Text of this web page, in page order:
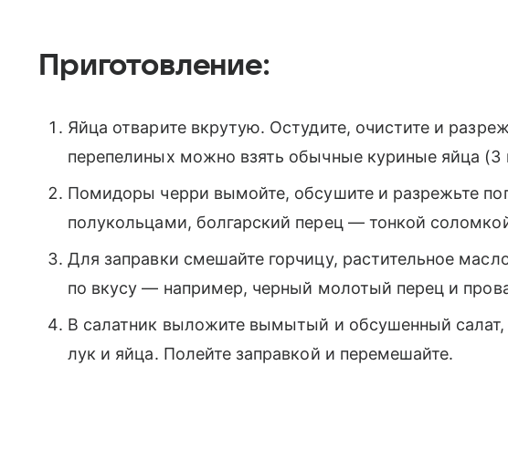
Приготовление:
Яйца отварите вкрутую. Остудите, очистите и
перепелиных можно взять обычные куриные яйца (3
Помидоры черри вымойте, обсушите и разрежьте
полукольцами, болгарский перец — тонкой
Для заправки смешайте горчицу, растительное
по вкусу — например, черный молотый перец и
В салатник выложите вымытый и обсушенный
лук и яйца. Полейте заправкой и перемешайте.